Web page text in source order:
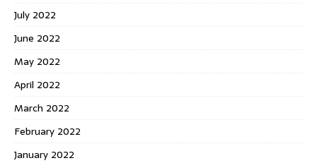
July 2022
June 2022
May 2022
April 2022
March 2022
February 2022
January 2022